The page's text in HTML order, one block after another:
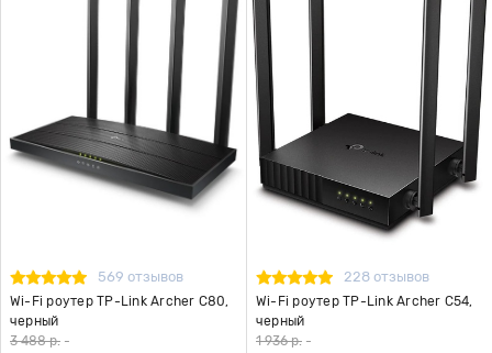
569 отзывов
Wi-Fi роутер TP-Link Archer C80,
черный
3 488 р. -
228 отзывов
Wi-Fi роутер TP-Link Archer C54,
черный
1 936 р. -